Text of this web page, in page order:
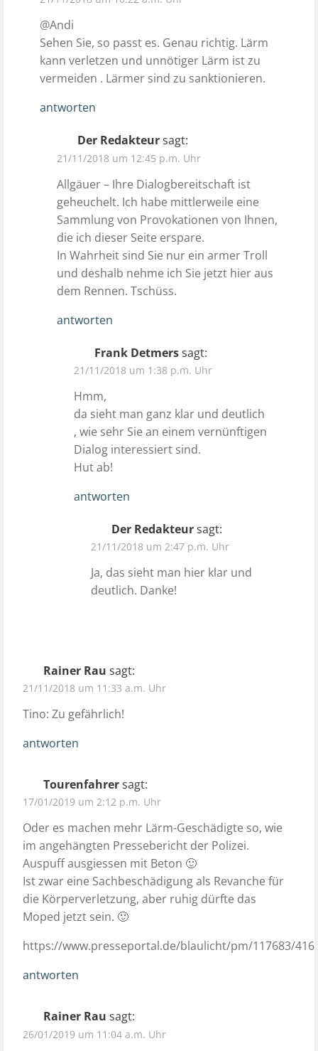
@Andi
Sehen Sie, so passt es. Genau richtig. Lärm
kann verletzen und unnötiger Lärm ist zu
vermeiden . Lärmer sind zu sanktionieren.
antworten
Der Redakteursagt:
21/11/2018 um 12:45 p.m. Uhr
Allgäuer – Ihre Dialogbereitschaft ist
geheuchelt. Ich habe mittlerweile eine
Sammlung von Provokationen von Ihnen,
die ich dieser Seite erspare.
In Wahrheit sind Sie nur ein armer Troll
und deshalb nehme ich Sie jetzt hier aus
dem Rennen. Tschüss.
antworten
Frank Detmerssagt:
21/11/2018 um 1:38 p.m. Uhr
Hmm,
da sieht man ganz klar und deutlich
, wie sehr Sie an einem vernünftigen
Dialog interessiert sind.
Hut ab!
antworten
Der Redakteursagt:
21/11/2018 um 2:47 p.m. Uhr
Ja, das sieht man hier klar und
deutlich. Danke!
Rainer Rau sagt:
21/11/2018 um 11:33 a.m. Uhr
Tino: Zu gefährlich!
antworten
Tourenfahrersagt:
17/01/2019 um 2:12 p.m. Uhr
Oder es machen mehr Lärm-Geschädigte so, wie
im angehängten Pressebericht der Polizei.
Auspuff ausgiessen mit Beton 🙂
Ist zwar eine Sachbeschädigung als Revanche für
die Körperverletzung, aber ruhig dürfte das
Moped jetzt sein. 🙂
https://www.presseportal.de/blaulicht/pm/117683/
antworten
Rainer Rau sagt:
26/01/2019 um 11:04 a.m. Uhr